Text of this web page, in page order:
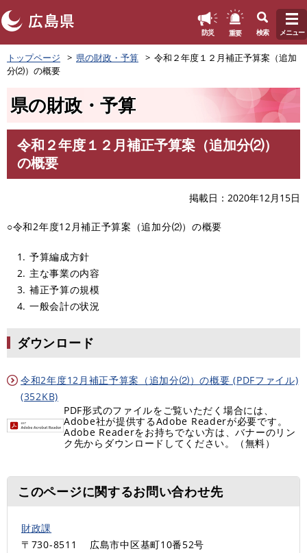
ペ
ー
ジ
防災 重要 検索 メニュー
トップページ 県の財政・予算
令和２年度１２月補正予算案（追加
分⑵）の概要
県の財政・予算
令和２年度１２月補正予算案（追加分⑵）
の概要
掲載日 2020年12月15日
○令和2年度12月補正予算案（追加分⑵）の概要
1. 予算編成方針
2. 主な事業の内容
3. 補正予算の規模
4. 一般会計の状況
ダウンロード
令和2年度12月補正予算案（追加分⑵）の概要 (PDFファイル)
(352KB)
PDF形式のファイルをご覧いただく場合には、
Adobe社が提供するAdobe Readerが必要です。
Adobe Readerをお持ちでない方は、バナーのリン
ク先からダウンロードしてください。（無料）
このページに関するお問い合わせ先
財政課
〒730-8511
広島市中区基町10番52号